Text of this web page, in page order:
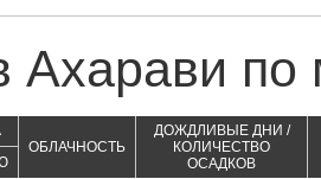
Ахарави
ОБЛАЧНОСТЬ
ДОЖДЛИВЫЕ ДНИ /
КОЛИЧЕСТВО
ОСАДКОВ